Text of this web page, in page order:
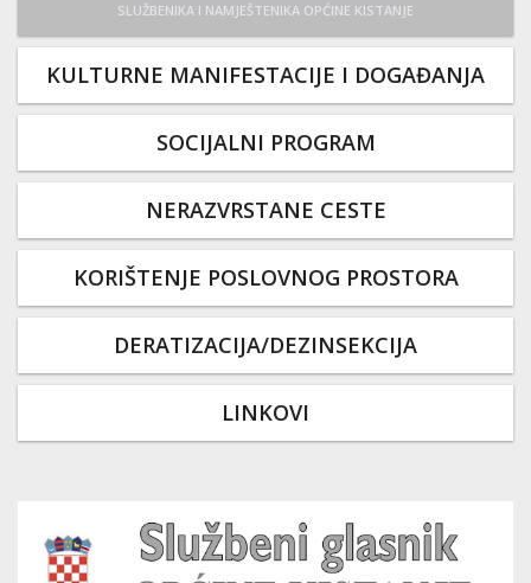
SLUŽBENIKA I NAMJEŠTENIKA OPĆINE KISTANJE
KULTURNE MANIFESTACIJE I DOGAĐANJA
SOCIJALNI PROGRAM
NERAZVRSTANE CESTE
KORIŠTENJE POSLOVNOG PROSTORA
DERATIZACIJA/DEZINSEKCIJA
LINKOVI